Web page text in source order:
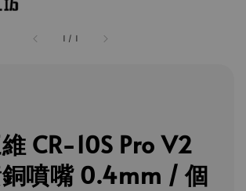
1 / 1
CR-10S Pro V2
噴嘴 0.4mm / 個